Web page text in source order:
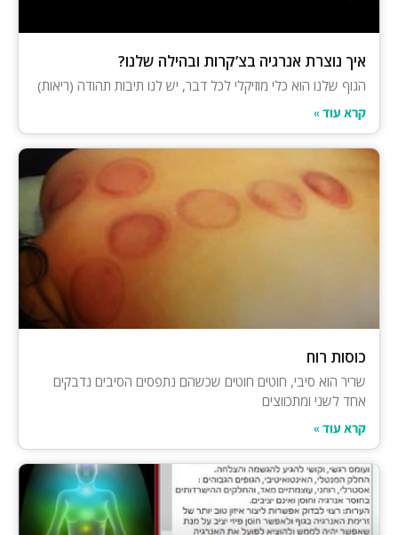
איך נוצרת אנרגיה בצ’קרות ובהילה שלנו?
הגוף שלנו הוא כלי מוזיקלי לכל דבר, יש לנו תיבות תהודה (ריאות)
קרא עוד »
כוסות רוח
שריר הוא סיבי, חוטים חוטים שכשהם נתפסים הסיבים נדבקים
אחד לשני ומתכווצים
קרא עוד »